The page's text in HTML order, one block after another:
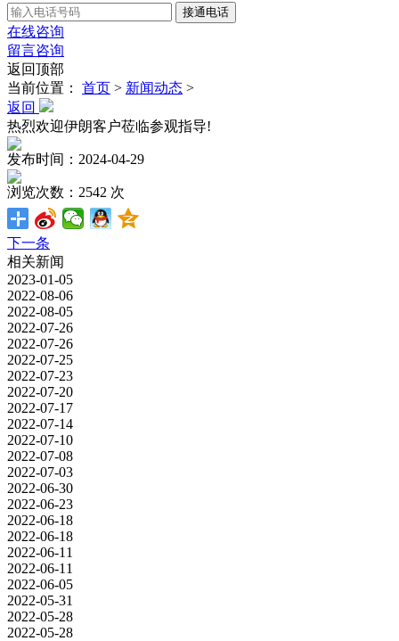
在线咨询
留言咨询
返回顶部
当前位置： 首页 > 新闻动态 >
返回
热烈欢迎伊朗客户莅临参观指导!
发布时间：2024-04-29
浏览次数：2542 次
下一条
相关新闻
2023-01-05
2022-08-06
2022-08-05
2022-07-26
2022-07-26
2022-07-25
2022-07-23
2022-07-20
2022-07-17
2022-07-14
2022-07-10
2022-07-08
2022-07-03
2022-06-30
2022-06-23
2022-06-18
2022-06-18
2022-06-11
2022-06-11
2022-06-05
2022-05-31
2022-05-28
2022-05-28